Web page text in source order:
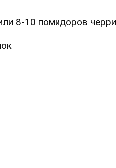
8-10 помидоров черри